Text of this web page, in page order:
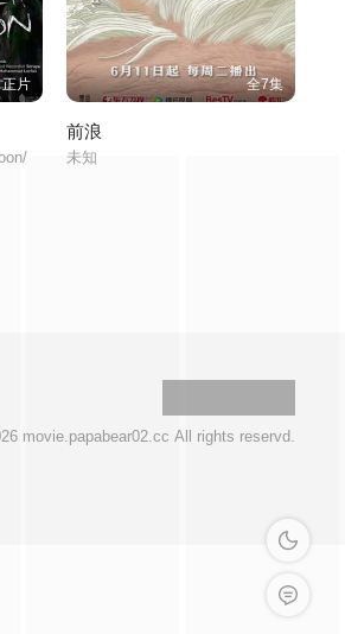
正片 全7集
前浪
未知
深色模式
留言反馈
movie.papabear02.cc All rights reservd.